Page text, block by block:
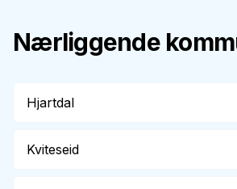
Nærliggende
Hjartdal
Kviteseid